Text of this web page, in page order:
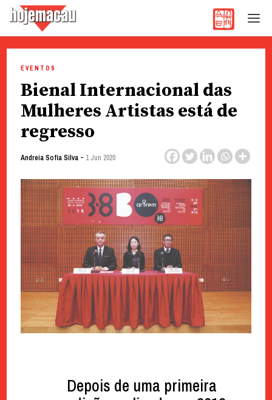
content
EVENTOS
Bienal Internacional das
Mulheres Artistas está de
regresso
Andreia Sofia Silva- 1 Jun 2020
Depois de uma primeira